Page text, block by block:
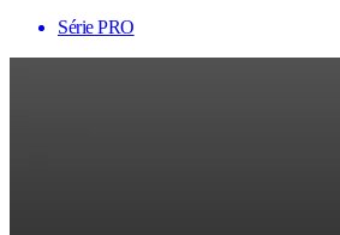
Série PRO